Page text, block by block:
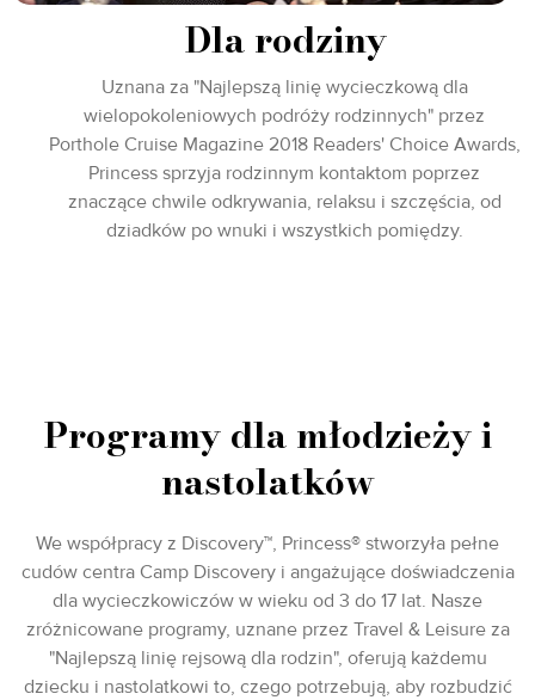
Dla rodziny
Uznana za "Najlepszą linię wycieczkową dla
wielopokoleniowych podróży rodzinnych" przez
Porthole Cruise Magazine 2018 Readers' Choice Awards,
Princess sprzyja rodzinnym kontaktom poprzez
znaczące chwile odkrywania, relaksu i szczęścia, od
dziadków po wnuki i wszystkich pomiędzy.
Programy dla młodzieży i
nastolatków
We współpracy z Discovery™, Princess® stworzyła pełne
cudów centra Camp Discovery i angażujące doświadczenia
dla wycieczkowiczów w wieku od 3 do 17 lat. Nasze
zróżnicowane programy, uznane przez Travel & Leisure za
"Najlepszą linię rejsową dla rodzin", oferują każdemu
dziecku i nastolatkowi to, czego potrzebują, aby rozbudzić